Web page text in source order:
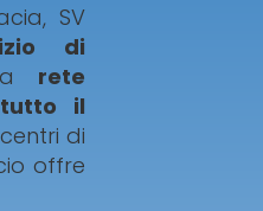
SV
di
rete
il
di
offre